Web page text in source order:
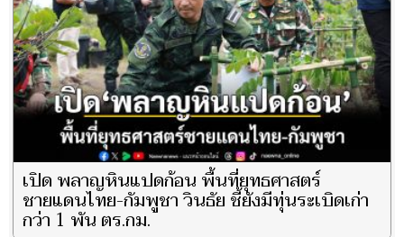
เปิด พลาญหินแปดก้อน พื้นที่ยุทธศาสตร์
ชายแดนไทย-กัมพูชา วินธัย ชี้ยังมีทุ่นระเบิดเก่า
กว่า 1 พัน ตร.กม.